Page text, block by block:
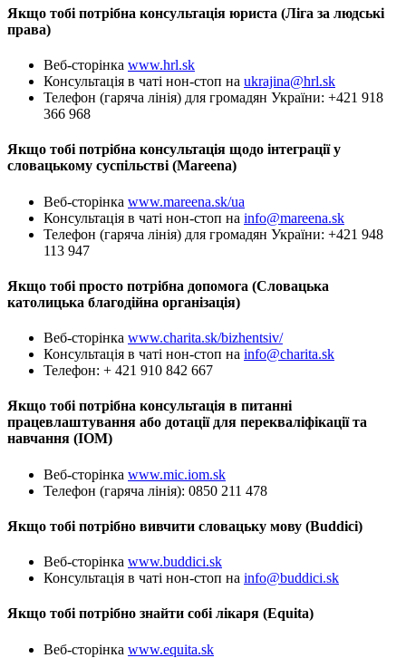
Якщо тобі потрібна консультація юриста (Ліга за людські
права)
Веб-сторінка www.hrl.sk
Консультація в чаті нон-стоп на ukrajina@hrl.sk
Телефон (гаряча лінія) для громадян України: +421 918
366 968
Якщо тобі потрібна консультація щодо інтеграції у
словацькому суспільстві (Mareena)
Веб-сторінка www.mareena.sk/ua
Консультація в чаті нон-стоп на info@mareena.sk
Телефон (гаряча лінія) для громадян України: +421 948
113 947
Якщо тобі просто потрібна допомога (Словацька
католицька благодійна організація)
Веб-сторінка www.charita.sk/bizhentsiv/
Консультація в чаті нон-стоп на info@charita.sk
Телефон: + 421 910 842 667
Якщо тобі потрібна консультація в питанні
працевлаштування або дотації для перекваліфікації та
навчання (IOM)
Веб-сторінка www.mic.iom.sk
Телефон (гаряча лінія): 0850 211 478
Якщо тобі потрібно вивчити словацьку мову (Buddici)
Веб-сторінка www.buddici.sk
Консультація в чаті нон-стоп на info@buddici.sk
Якщо тобі потрібно знайти собі лікаря (Equita)
Веб-сторінка www.equita.sk